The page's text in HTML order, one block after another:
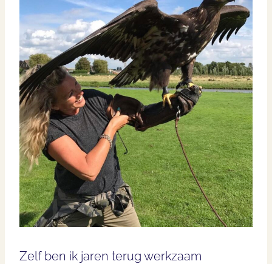
Zelf ben ik jaren terug werkzaam